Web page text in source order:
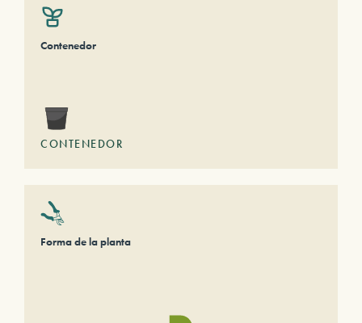
Contenedor
CONTENEDOR
Forma de la planta